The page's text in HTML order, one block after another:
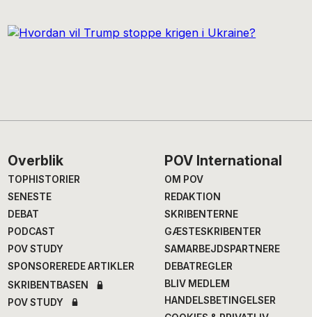
Footer
Overblik
TOPHISTORIER
SENESTE
DEBAT
PODCAST
POV STUDY
SPONSOREREDE ARTIKLER
SKRIBENTBASEN
POV STUDY
POV International
OM POV
REDAKTION
SKRIBENTERNE
GÆSTESKRIBENTER
SAMARBEJDSPARTNERE
DEBATREGLER
BLIV MEDLEM
HANDELSBETINGELSER